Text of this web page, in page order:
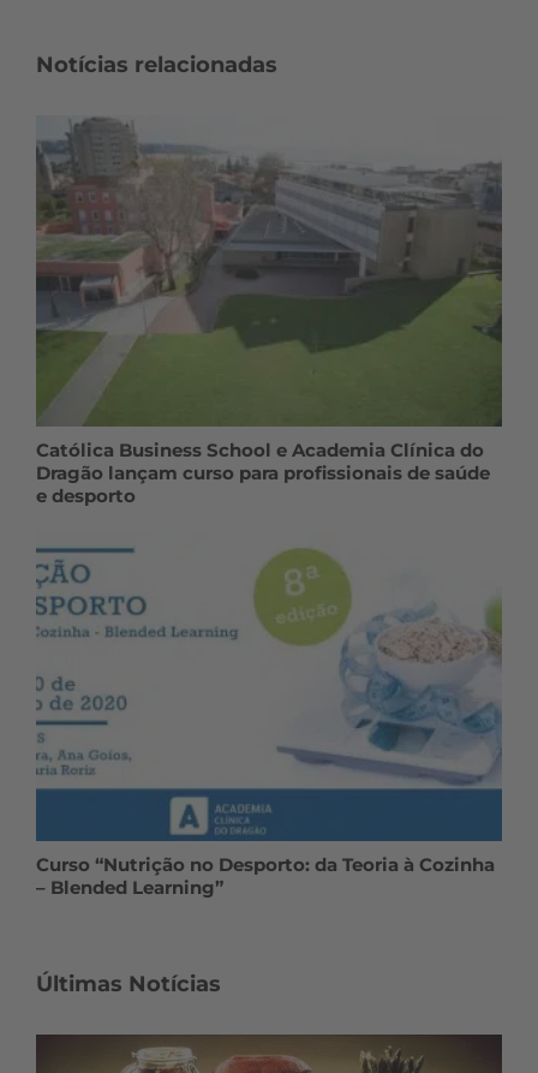
Notícias relacionadas
Católica Business School e Academia Clínica do
Dragão lançam curso para profissionais de saúde
e desporto
Curso “Nutrição no Desporto: da Teoria à Cozinha
– Blended Learning”
Últimas Notícias